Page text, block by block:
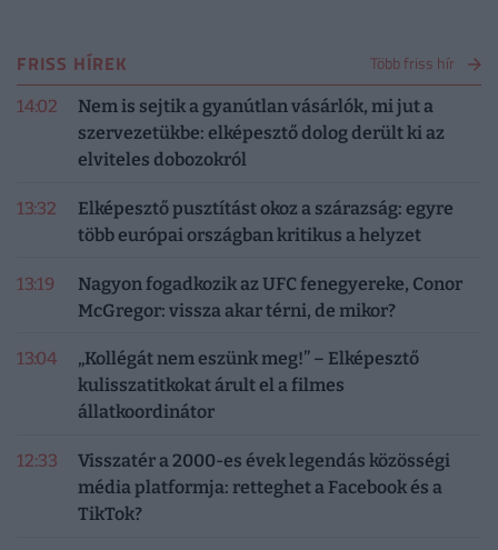
FRISS HÍREK Több friss hír
14:02
Nem is sejtik a gyanútlan vásárlók, mi jut a
szervezetükbe: elképesztő dolog derült ki az
elviteles dobozokról
13:32
Elképesztő pusztítást okoz a szárazság: egyre
több európai országban kritikus a helyzet
13:19
Nagyon fogadkozik az UFC fenegyereke, Conor
McGregor: vissza akar térni, de mikor?
13:04
„Kollégát nem eszünk meg!” – Elképesztő
kulisszatitkokat árult el a filmes
állatkoordinátor
12:33
Visszatér a 2000-es évek legendás közösségi
média platformja: retteghet a Facebook és a
TikTok?